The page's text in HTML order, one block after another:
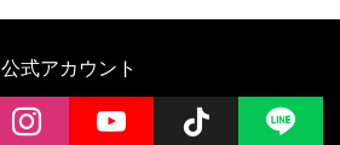
公式アカウント
instagramYouTube Follow